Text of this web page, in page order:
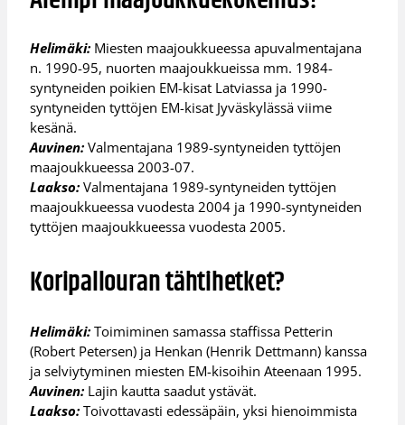
Helimäki: Miesten maajoukkueessa apuvalmentajana
n. 1990-95, nuorten maajoukkueissa mm. 1984-
syntyneiden poikien EM-kisat Latviassa ja 1990-
syntyneiden tyttöjen EM-kisat Jyväskylässä viime
kesänä.
Auvinen: Valmentajana 1989-syntyneiden tyttöjen
maajoukkueessa 2003-07.
Laakso: Valmentajana 1989-syntyneiden tyttöjen
maajoukkueessa vuodesta 2004 ja 1990-syntyneiden
tyttöjen maajoukkueessa vuodesta 2005.
Koripallouran tähtihetket?
Helimäki: Toimiminen samassa staffissa Petterin
(Robert Petersen) ja Henkan (Henrik Dettmann) kanssa
ja selviytyminen miesten EM-kisoihin Ateenaan 1995.
Auvinen: Lajin kautta saadut ystävät.
Laakso: Toivottavasti edessäpäin, yksi hienoimmista